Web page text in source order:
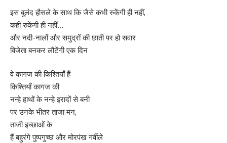
इस बुलंद हौसले के साथ कि जैसे कभी रुकेंगी ही नहीं,
कहीं रुकेंगी ही नहीं…
और नदी-नालों और समुद्रों की छाती पर हो सवार
विजेता बनकर लौटेंगी एक दिन
वे कागज की किश्तियाँ हैं
किश्तियाँ कागज की
नन्हे हाथों के नन्हे इरादों से बनी
पर उनके भीतर ताजा मन,
ताजी इच्छाओं के
हैं बहुरंगे पुष्पगुच्छ और मोरपंख गर्वीले